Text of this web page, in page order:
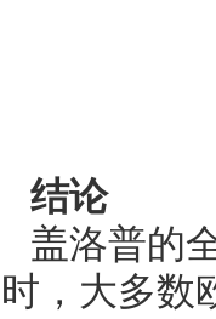
结论
盖洛普的
时，大多数